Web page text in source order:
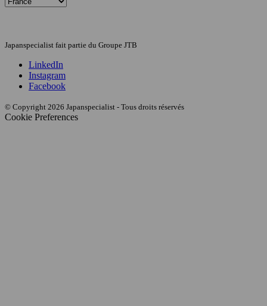
Japanspecialist fait partie du Groupe JTB
LinkedIn
Instagram
Facebook
© Copyright 2026 Japanspecialist - Tous droits réservés
Cookie Preferences